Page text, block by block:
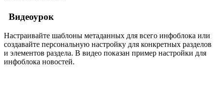
Видеоурок
Настраивайте шаблоны метаданных для всего инфоблока или
создавайте персональную настройку для конкретных разделов
и элементов раздела. В видео показан пример настройки для
инфоблока новостей.